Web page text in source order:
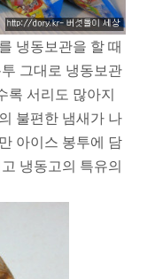
냉동보관을 할 때
그대로 냉동보관
록 서리도 많아지
불편한 냄새가 나
아이스 봉투에 담
냉동고의 특유의